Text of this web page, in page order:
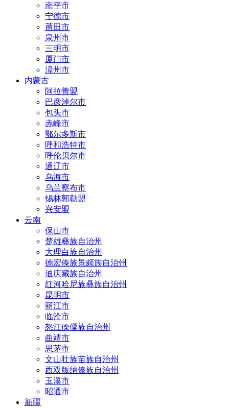
南平市
宁德市
莆田市
泉州市
三明市
厦门市
漳州市
内蒙古
阿拉善盟
巴彦淖尔市
包头市
赤峰市
鄂尔多斯市
呼和浩特市
呼伦贝尔市
通辽市
乌海市
乌兰察布市
锡林郭勒盟
兴安盟
云南
保山市
楚雄彝族自治州
大理白族自治州
德宏傣族景颇族自治州
迪庆藏族自治州
红河哈尼族彝族自治州
昆明市
丽江市
临沧市
怒江傈僳族自治州
曲靖市
思茅市
文山壮族苗族自治州
西双版纳傣族自治州
玉溪市
昭通市
新疆